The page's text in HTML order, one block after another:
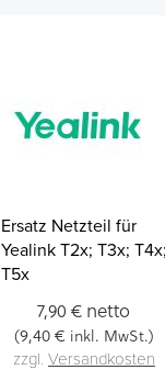
Ersatz Netzteil für
Yealink T2x; T3x; T4x;
T5x
7,90 € netto
(9,40 € inkl. MwSt.)
zzgl. Versandkosten